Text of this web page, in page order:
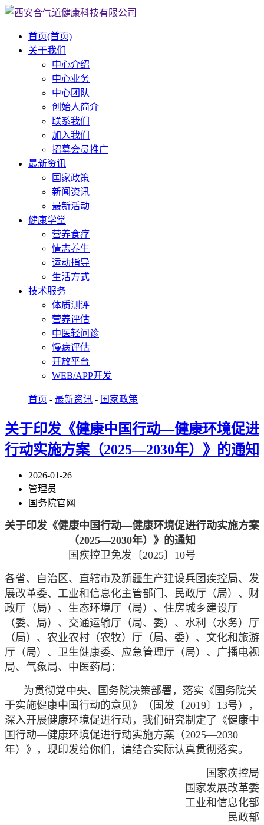
首页(首页)
关于我们
中心介绍
中心业务
中心团队
创始人简介
联系我们
加入我们
招募会员推广
最新资讯
国家政策
新闻资讯
最新活动
健康学堂
营养食疗
情志养生
运动指导
生活方式
技术服务
体质测评
营养评估
中医轻问诊
慢病评估
开放平台
WEB/APP开发
首页 - 最新资讯 - 国家政策
关于印发《健康中国行动—健康环境促进
行动实施方案（2025—2030年）》的通知
2026-01-26
管理员
国务院官网
关于印发《健康中国行动—健康环境促进行动实施方案
（2025—2030年）》的通知
国疾控卫免发〔2025〕10号
各省、自治区、直辖市及新疆生产建设兵团疾控局、发
展改革委、工业和信息化主管部门、民政厅（局）、财
政厅（局）、生态环境厅（局）、住房城乡建设厅
（委、局）、交通运输厅（局、委）、水利（水务）厅
（局）、农业农村（农牧）厅（局、委）、文化和旅游
厅（局）、卫生健康委、应急管理厅（局）、广播电视
局、气象局、中医药局：
为贯彻党中央、国务院决策部署，落实《国务院关
于实施健康中国行动的意见》（国发〔2019〕13号），
深入开展健康环境促进行动，我们研究制定了《健康中
国行动—健康环境促进行动实施方案（2025—2030
年）》，现印发给你们，请结合实际认真贯彻落实。
国家疾控局
国家发展改革委
工业和信息化部
民政部